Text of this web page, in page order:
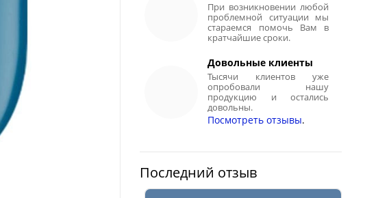
При возникновении любой
проблемной ситуации мы
стараемся помочь Вам в
кратчайшие сроки.
Довольные клиенты
Тысячи клиентов уже
опробовали нашу
продукцию и остались
довольны.
Посмотреть отзывы.
Последний отзыв